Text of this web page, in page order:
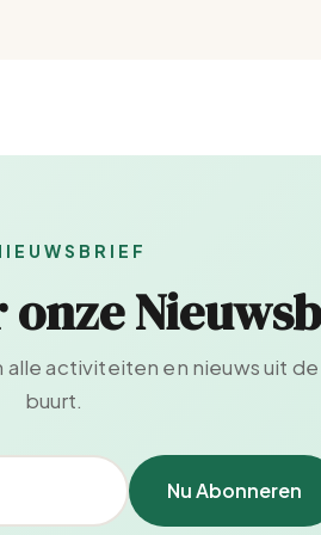
onze
activiteiten en nieuws uit de
buurt.
Nu Abonneren